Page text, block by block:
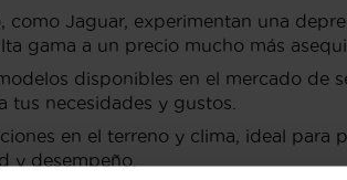
como Jaguar, experimentan una
gama a un precio mucho más
disponibles en el mercado de
tus necesidades y gustos.
en el terreno y clima, ideal
y desempeño.